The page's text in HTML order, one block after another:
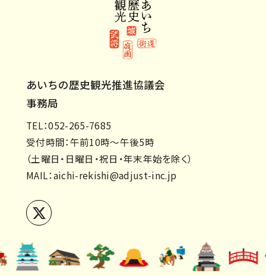
あいちの歴史観光推進協議会
事務局
TEL：052-265-7685
受付時間：午前10時～午後5時
（土曜日・日曜日・祝日・年末年始を除く）
MAIL：aichi-rekishi@adjust-inc.jp